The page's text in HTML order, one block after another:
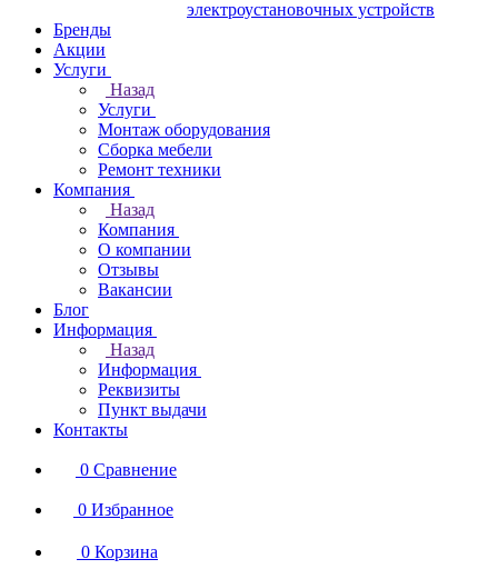
электроустановочных устройств
Бренды
Акции
Услуги
Назад
Услуги
Монтаж оборудования
Сборка мебели
Ремонт техники
Компания
Назад
Компания
О компании
Отзывы
Вакансии
Блог
Информация
Назад
Информация
Реквизиты
Пункт выдачи
Контакты
0 Сравнение
0 Избранное
0 Корзина